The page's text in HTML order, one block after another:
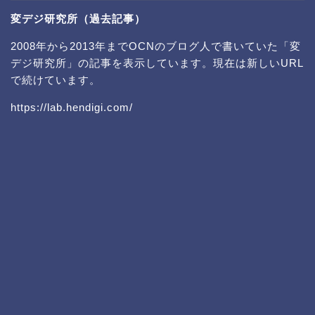
変デジ研究所（過去記事）
2008年から2013年までOCNのブログ人で書いていた「変
デジ研究所」の記事を表示しています。現在は新しいURL
で続けています。
https://lab.hendigi.com/